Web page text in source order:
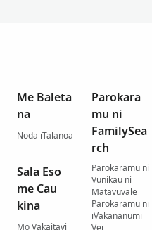
Me Baleta
na
Noda iTalanoa
Sala Eso
me Cau
kina
Mo Vakaitavi
Parokara
mu ni
FamilySea
rch
Parokaramu ni
Vunikau ni
Matavuvale
Parokaramu ni
iVakananumi